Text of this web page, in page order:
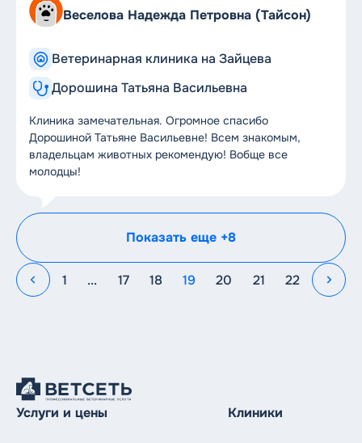
Веселова Надежда Петровна (Тайсон)
Ветеринарная клиника на Зайцева
Дорошина Татьяна Васильевна
Клиника замечательная. Огромное спасибо
Дорошиной Татьяне Васильевне! Всем знакомым,
владельцам животных рекомендую! Вобще все
молодцы!
Показать еще +8
1 ... 17 18 19 20 21 22
Услуги и цены Клиники